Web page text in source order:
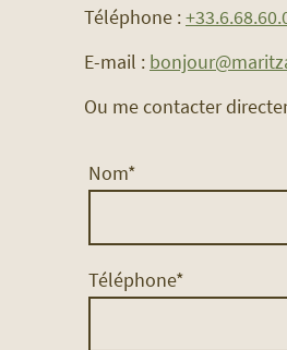
Téléphone :
E-mail :
Ou me contacter
Nom*
Téléphone*